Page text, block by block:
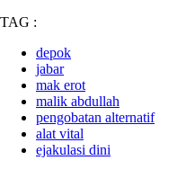
TAG :
depok
jabar
mak erot
malik abdullah
pengobatan alternatif
alat vital
ejakulasi dini